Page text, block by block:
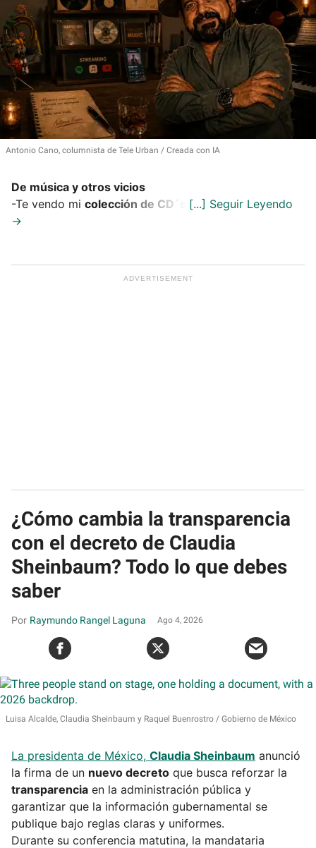
Antonio Cano, columnista de Tele Urban Creada con IA
De música y otros vicios
-Te vendo mi colección de CD´s
¿Cómo cambia la transparencia
con el decreto de Claudia
Sheinbaum? Todo lo que debes
saber
Raymundo Rangel Laguna Ago 4, 2026
Luisa Alcalde, Claudia Sheinbaum y Raquel Buenrostro Gobierno de México
La presidenta de México, Claudia Sheinbaum anunció
la firma de un nuevo decreto que busca reforzar la
transparencia en la administración pública y
garantizar que la información gubernamental se
publique bajo reglas claras y uniformes.
Durante su conferencia matutina, la mandataria